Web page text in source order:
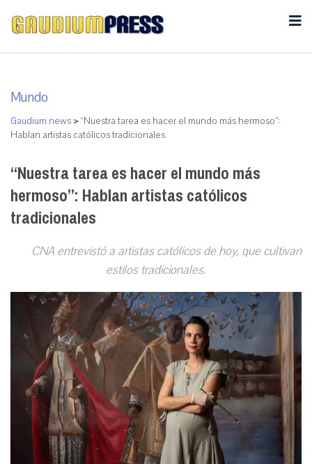
Mundo
Gaudium news >“Nuestra tarea es hacer el mundo más hermoso”:
Hablan artistas católicos tradicionales
“Nuestra tarea es hacer el mundo más
hermoso”: Hablan artistas católicos
tradicionales
CNA entrevistó a artistas católicos de hoy, que cultivan
estilos tradicionales.